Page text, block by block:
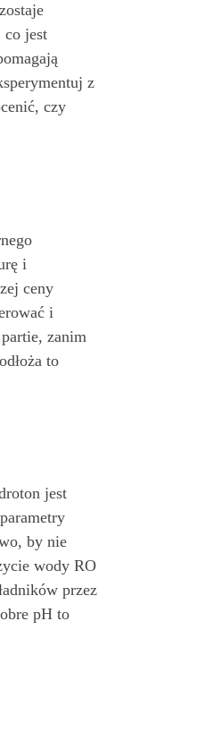
co jest
z
czy
i
ceny
i
zanim
to
jest
by nie
wody RO
przez
pH to